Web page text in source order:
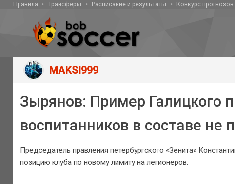
Правила Трансферы Расписание и результаты Конкурс прогнозов
MAKSI999
Зырянов: Пример Галицкого
воспитанников в составе не
Председатель правления петербургского «Зенита»
позицию клуба по новому лимиту на легионеров.